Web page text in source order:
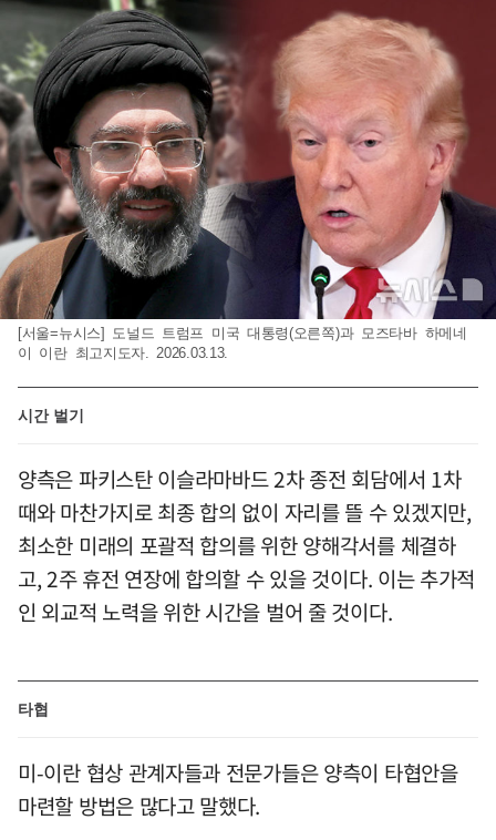
[서울=뉴시스] 도널드 트럼프 미국 대통령(오른쪽)과 모즈타바 하메네
이 이란 최고지도자. 2026.03.13.
시간 벌기
양측은 파키스탄 이슬라마바드 2차 종전 회담에서 1차
때와 마찬가지로 최종 합의 없이 자리를 뜰 수 있겠지만,
최소한 미래의 포괄적 합의를 위한 양해각서를 체결하
고, 2주 휴전 연장에 합의할 수 있을 것이다. 이는 추가적
인 외교적 노력을 위한 시간을 벌어 줄 것이다.
타협
미-이란 협상 관계자들과 전문가들은 양측이 타협안을
마련할 방법은 많다고 말했다.